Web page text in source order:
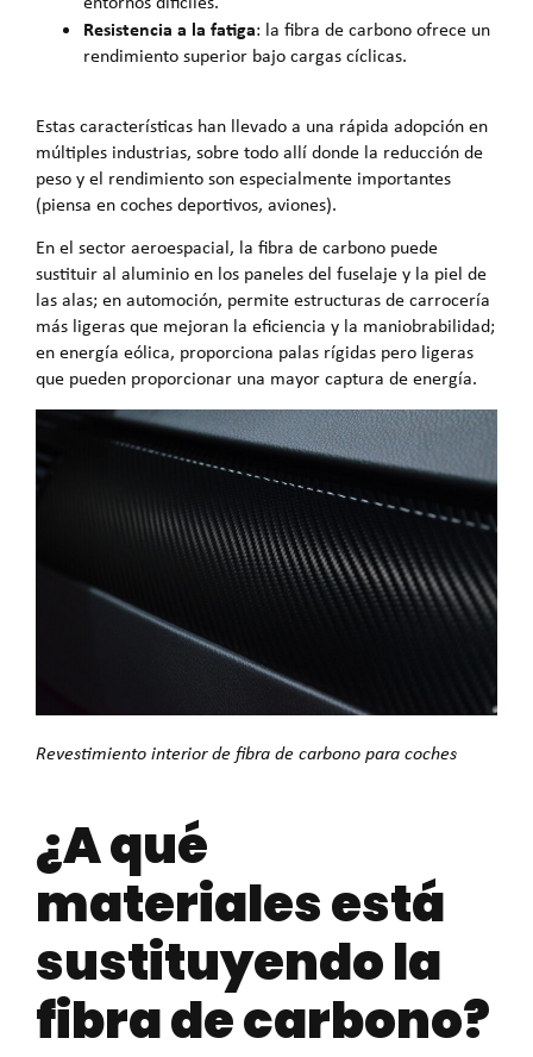
Resistencia a la fatiga: la fibra de carbono ofrece un
rendimiento superior bajo cargas cíclicas.
Estas características han llevado a una rápida adopción en
múltiples industrias, sobre todo allí donde la reducción de
peso y el rendimiento son especialmente importantes
(piensa en coches deportivos, aviones).
En el sector aeroespacial, la fibra de carbono puede
sustituir al aluminio en los paneles del fuselaje y la piel de
las alas; en automoción, permite estructuras de carrocería
más ligeras que mejoran la eficiencia y la maniobrabilidad;
en energía eólica, proporciona palas rígidas pero ligeras
que pueden proporcionar una mayor captura de energía.
Revestimiento interior de fibra de carbono para coches
¿A qué
materiales está
sustituyendo la
fibra de carbono?